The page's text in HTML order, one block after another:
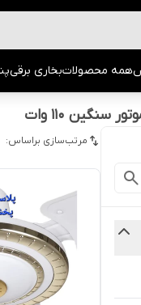
همه محصولاتبخاری برقی
مرتب‌سازی براساس: